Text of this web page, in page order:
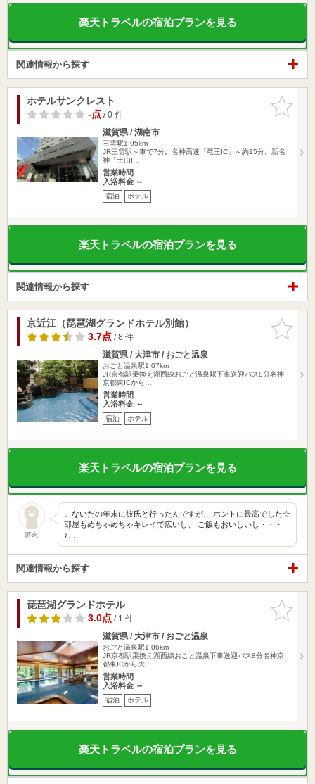
楽天トラベルの宿泊プランを見る
関連情報から探す
お気に入
りに追加
ホテルサンクレスト
-点/ 0 件
滋賀県 / 湖南市
三雲駅1.95km
JR三雲駅～車で7分。名神高速「竜王IC」～約15分。新名
神「土山I…
営業時間
入浴料金 ～
宿泊 ホテル
楽天トラベルの宿泊プランを見る
関連情報から探す
お気に入
りに追加
京近江（琵琶湖グランドホテル別館）
3.7点/ 8 件
滋賀県 / 大津市 / おごと温泉
おごと温泉駅1.07km
JR京都駅乗換え湖西線おごと温泉駅下車送迎バス8分名神
京都東ICから…
営業時間
入浴料金 ～
宿泊 ホテル
楽天トラベルの宿泊プランを見る
匿名
こないだの年末に彼氏と行ったんですが、 ホントに最高でした☆
部屋もめちゃめちゃキレイで広いし、 ご飯もおいしいし・・・
♪…
関連情報から探す
お気に入
りに追加
琵琶湖グランドホテル
3.0点/ 1 件
滋賀県 / 大津市 / おごと温泉
おごと温泉駅1.06km
JR京都駅乗換え湖西線おごと温泉下車送迎バス8分名神京
都東ICから大…
営業時間
入浴料金 ～
宿泊 ホテル
楽天トラベルの宿泊プランを見る